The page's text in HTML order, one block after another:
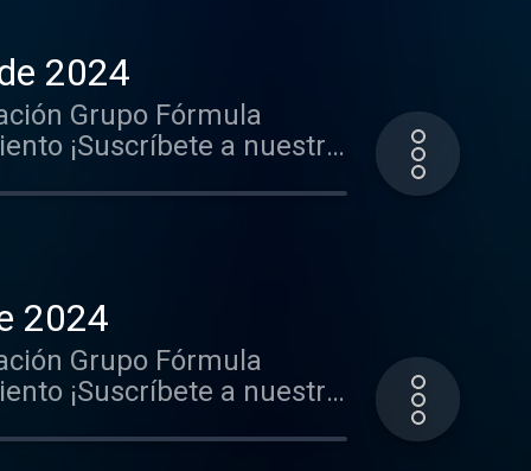
en este y muchos
2024
Grupo Fórmula
¡Suscríbete a nuestro
Mantente
http://
en este y muchos
2024
Grupo Fórmula
¡Suscríbete a nuestro
Mantente
http://